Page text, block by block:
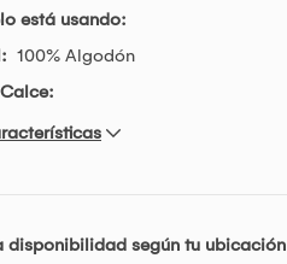
está usando:
100% Algodón
disponibilidad según tu ubicación